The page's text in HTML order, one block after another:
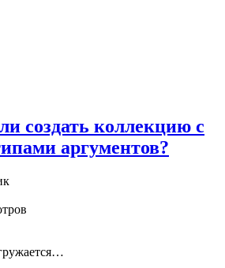
создать коллекцию с
аргументов?